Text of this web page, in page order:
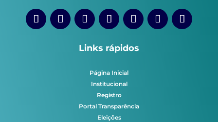
Links rápidos
Página Inicial
Institucional
Registro
Portal Transparência
Eleições